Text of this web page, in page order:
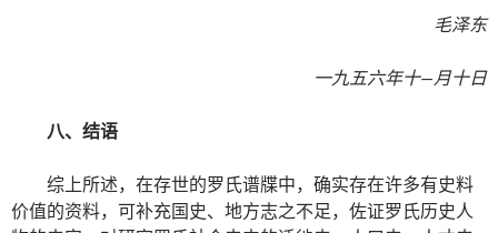
毛泽东
一九五六年十—月十日
八、结语
综上所述，在存世的罗氏谱牒中，确实存在许多有史料
价值的资料，可补充国史、地方志之不足，佐证罗氏历史人